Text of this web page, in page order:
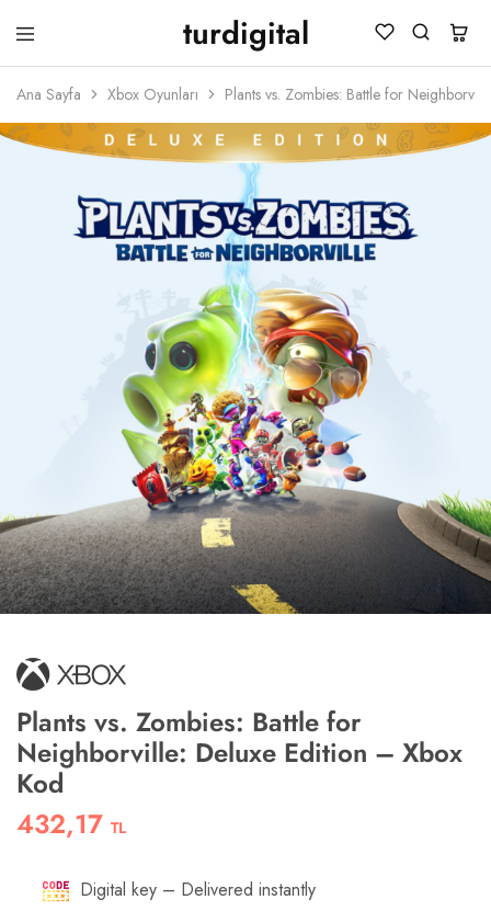
turdigital
TURDIGITAL
Dijital
Kartları
Oyun
Kartları
&
Paketleri
Ana Sayfa Xbox Oyunları Plants vs. Zombies: Battle for
Plants vs. Zombies: Battle for
Neighborville: Deluxe Edition – Xbox
Kod
432,17 TL
Digital key – Delivered instantly